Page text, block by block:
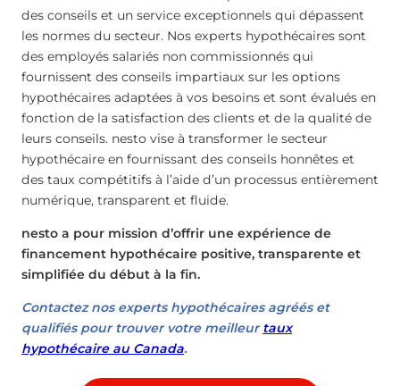
des conseils et un service exceptionnels qui dépassent
les normes du secteur. Nos experts hypothécaires sont
des employés salariés non commissionnés qui
fournissent des conseils impartiaux sur les options
hypothécaires adaptées à vos besoins et sont évalués en
fonction de la satisfaction des clients et de la qualité de
leurs conseils. nesto vise à transformer le secteur
hypothécaire en fournissant des conseils honnêtes et
des taux compétitifs à l’aide d’un processus entièrement
numérique, transparent et fluide.
nesto a pour mission d’offrir une expérience de
financement hypothécaire positive, transparente et
simplifiée du début à la fin.
Contactez nos experts hypothécaires agréés et
qualifiés pour trouver votre meilleurtaux
hypothécaire au Canada.